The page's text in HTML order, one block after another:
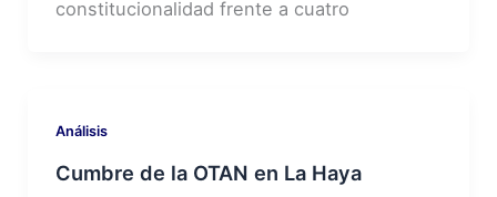
constitucionalidad frente a cuatro
Análisis
Cumbre de la OTAN en La Haya